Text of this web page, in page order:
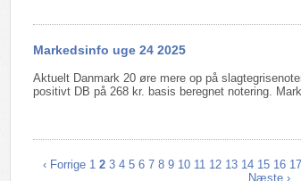
Markedsinfo uge 24 2025
Aktuelt Danmark 20 øre mere op på
positivt DB på 268 kr. basis beregnet notering.
‹ Forrige 1 2 3 4 5 6 7 8 9 10 11 12 13 14 15 16 17
Næste ›